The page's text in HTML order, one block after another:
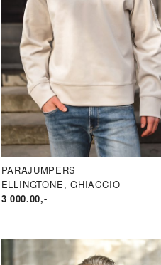
PARAJUMPERS
ELLINGTONE, GHIACCIO
3 000.00,-